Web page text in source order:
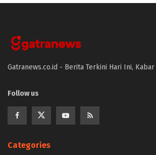
Gatranews.co.id - Berita Terkini Hari Ini,
Follow us
Categories